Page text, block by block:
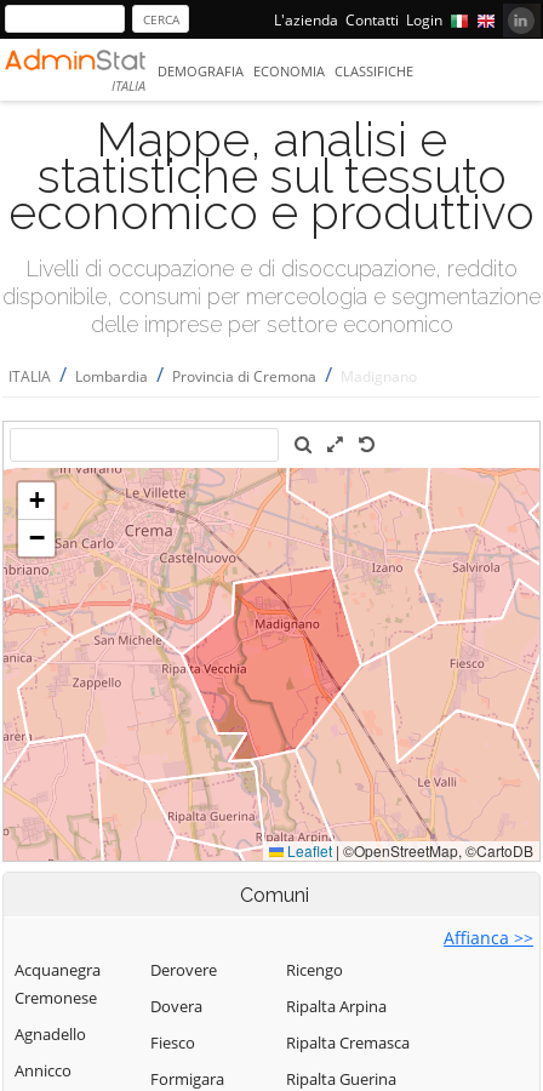
L'azienda Contatti Login
ITALIA
DEMOGRAFIA ECONOMIA CLASSIFICHE
Mappe, analisi e
statistiche sul tessuto
economico e produttivo
Livelli di occupazione e di disoccupazione, reddito
disponibile, consumi per merceologia e segmentazione
delle imprese per settore economico
ITALIA / Lombardia / Provincia di Cremona / Madignano
Comuni
Affianca >>
Acquanegra
Cremonese
Agnadello
Annicco
Derovere
Dovera
Fiesco
Formigara
Ricengo
Ripalta Arpina
Ripalta Cremasca
Ripalta Guerina